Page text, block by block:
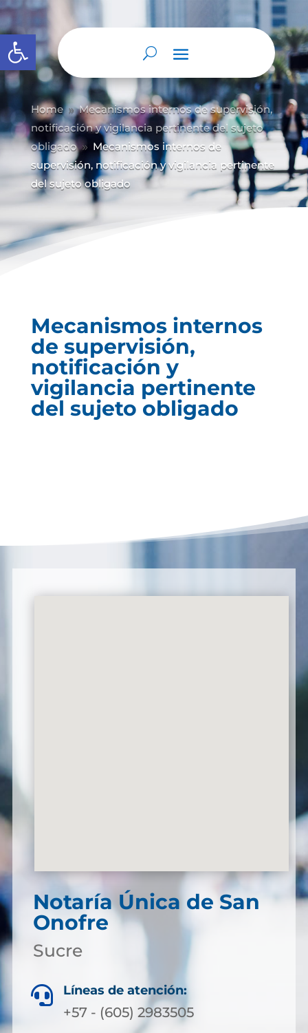
Abrir barra de herramientas
Home 9 Mecanismos internos de supervisión,
notificación y vigilancia pertinente del sujeto
obligado 9 Mecanismos internos de
supervisión, notificación y vigilancia pertinente
del sujeto obligado
Mecanismos internos
de supervisión,
notificación y
vigilancia pertinente
del sujeto obligado
Notaría Única de San
Onofre
Sucre
 Líneas de atención:
+57 - (605) 2983505